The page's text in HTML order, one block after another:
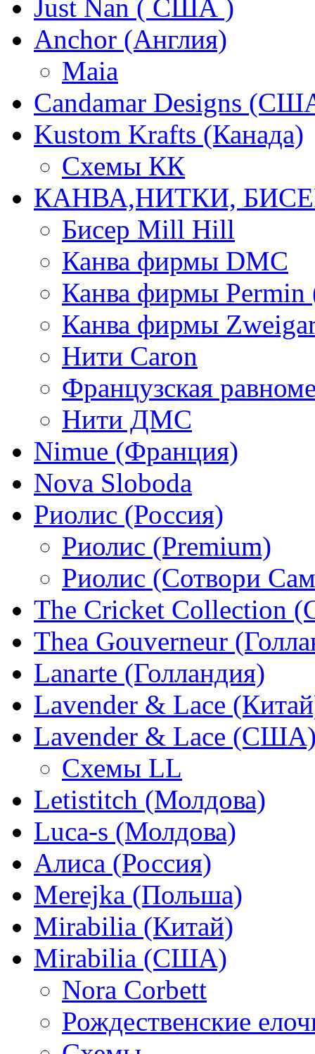
Just Nan ( США )
Anchor (Англия)
Maia
Candamar Designs
Kustom Krafts (Канада)
Схемы КК
КАНВА,НИТКИ,
Бисер Mill Hill
Канва фирмы DMC
Канва фирмы Permin
Канва фирмы
Нити Caron
Французская
Нити ДМС
Nimue (Франция)
Nova Sloboda
Риолис (Россия)
Риолис (Premium)
Риолис (Сотвори
The Cricket Collection
Thea Gouverneur
Lanarte (Голландия)
Lavender & Lace
Lavender & Lace
Схемы LL
Letistitch (Молдова)
Luca-s (Молдова)
Алиса (Россия)
Merejka (Польша)
Mirabilia (Китай)
Mirabilia (США)
Nora Corbett
Рождественские